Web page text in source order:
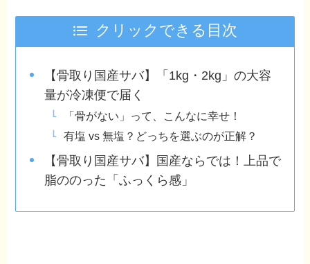
クリックできる目次
【骨取り国産サバ】「1kg・2kg」の大容
量が冷凍便で届く
「骨がない」って、こんなに幸せ！
有塩 vs 無塩？どっちを選ぶのが正解？
【骨取り国産サバ】国産ならでは！上品で
脂ののった「ふっくら感」